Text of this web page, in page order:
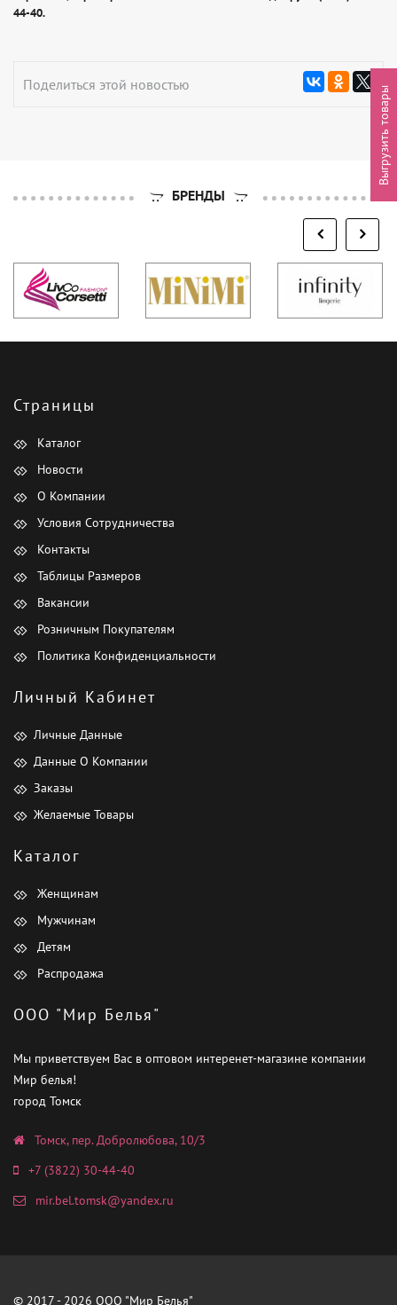
44-40.
Поделиться этой новостью
БРЕНДЫ
Страницы
Каталог
Новости
О Компании
Условия Сотрудничества
Контакты
Таблицы Размеров
Вакансии
Розничным Покупателям
Политика Конфиденциальности
Личный Кабинет
Личные Данные
Данные О Компании
Заказы
Желаемые Товары
Каталог
Женщинам
Мужчинам
Детям
Распродажа
ООО "Мир Белья"
Мы приветствуем Вас в оптовом интеренет-магазине компании
Мир белья!
город Томск
Томск, пер. Добролюбова, 10/3
+7 (3822) 30-44-40
mir.bel.tomsk@yandex.ru
© 2017 - 2026 ООО "Мир Белья"
Выгрузить товары